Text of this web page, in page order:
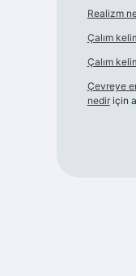
Realizm
Çalım
Çalım
Çevreye
nediriçin